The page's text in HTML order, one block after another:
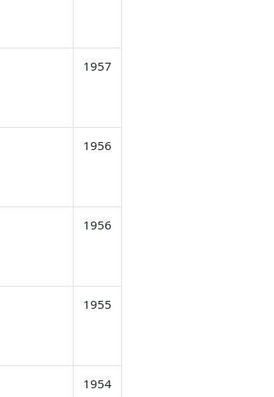
1957
1956
1956
1955
1954